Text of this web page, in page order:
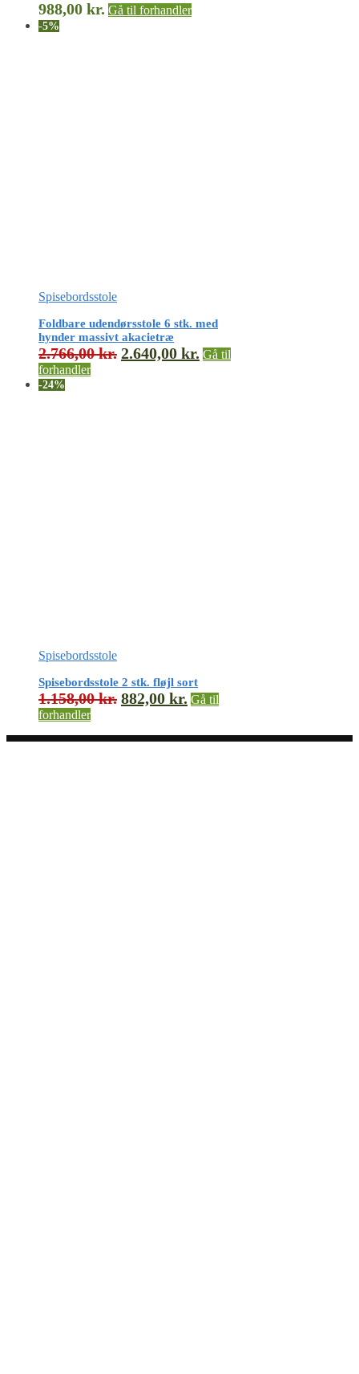
988,00 kr. Gå til forhandler
-5%
Spisebordsstole
Foldbare udendørsstole 6 stk. med
hynder massivt akacietræ
2.766,00kr. 2.640,00 kr. Gå til
forhandler
-24%
Spisebordsstole
Spisebordsstole 2 stk. fløjl sort
1.158,00kr. 882,00 kr. Gå til
forhandler